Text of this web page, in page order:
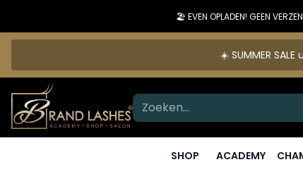
🏖️ EVEN OPLADEN! GEEN
☀️ SUMMER
SHOP ACADEMY